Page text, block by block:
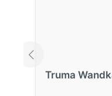
Truma